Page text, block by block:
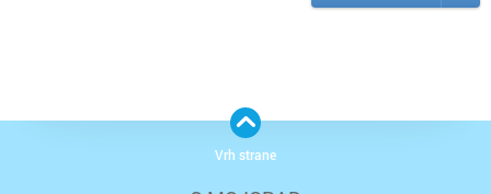
Vrh strane